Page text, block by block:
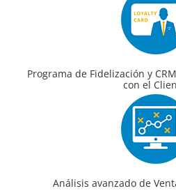
Programa de Fidelización y
con el
Análisis avanzado de